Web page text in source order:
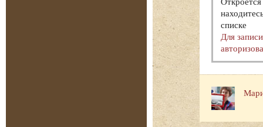
списке
Для